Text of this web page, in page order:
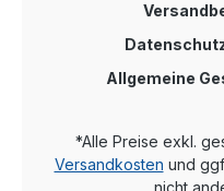
Allgemeine
*Alle Preise exkl.
Versandkosten und